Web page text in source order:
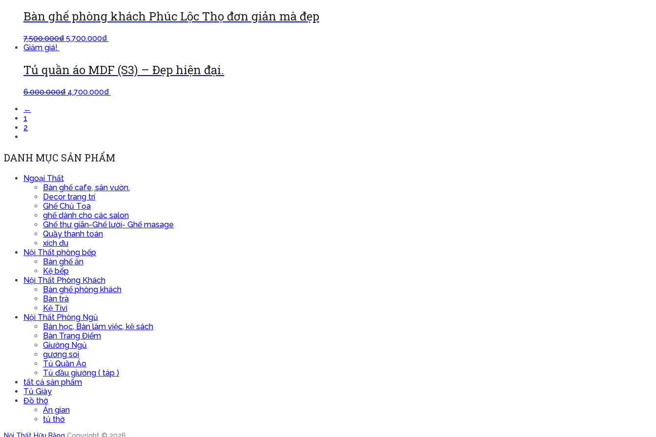
Bàn ghế phòng khách Phúc Lộc Thọ đơn giản mà đẹp
7.500.000₫ 5.700.000₫
Giảm giá!
Tủ quần áo MDF (S3) – Đẹp hiện đại.
6.000.000₫ 4.700.000₫
←
1
2
DANH MỤC SẢN PHẨM
Ngoại Thất
Bàn ghế cafe, sân vườn.
Decor trang trí
Ghế Chủ Tọa
ghế dành cho các salon
Ghế thư giãn-Ghế lười- Ghế masage
Quầy thanh toán
xích đu
Nội Thất phòng bếp
Bàn ghế ăn
Kệ bếp
Nội Thất Phòng Khách
Bàn ghế phòng khách
Bàn trà
Kệ Tivi
Nội Thất Phòng Ngủ
Bàn học, Bàn làm việc, kệ sách
Bàn Trang Điểm
Giường Ngủ
gương soi
Tủ Quần Áo
Tủ đầu giường ( táp )
tất cả sản phẩm
Tủ Giày
Đồ thờ
Án gian
tủ thờ